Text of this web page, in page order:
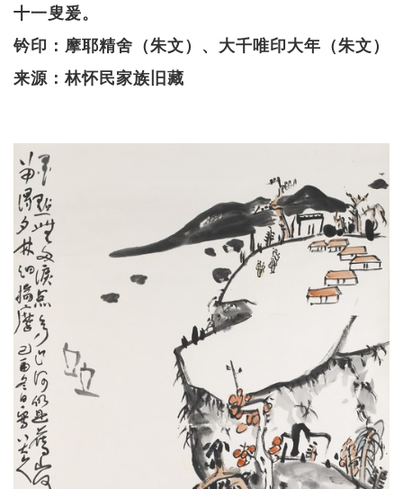
十一叟爰。
钤印：摩耶精舍（朱文）、大千唯印大年（朱文）
来源：林怀民家族旧藏